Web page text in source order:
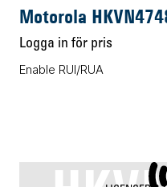
Motorola
Logga in för pris
Enable RUI/RUA